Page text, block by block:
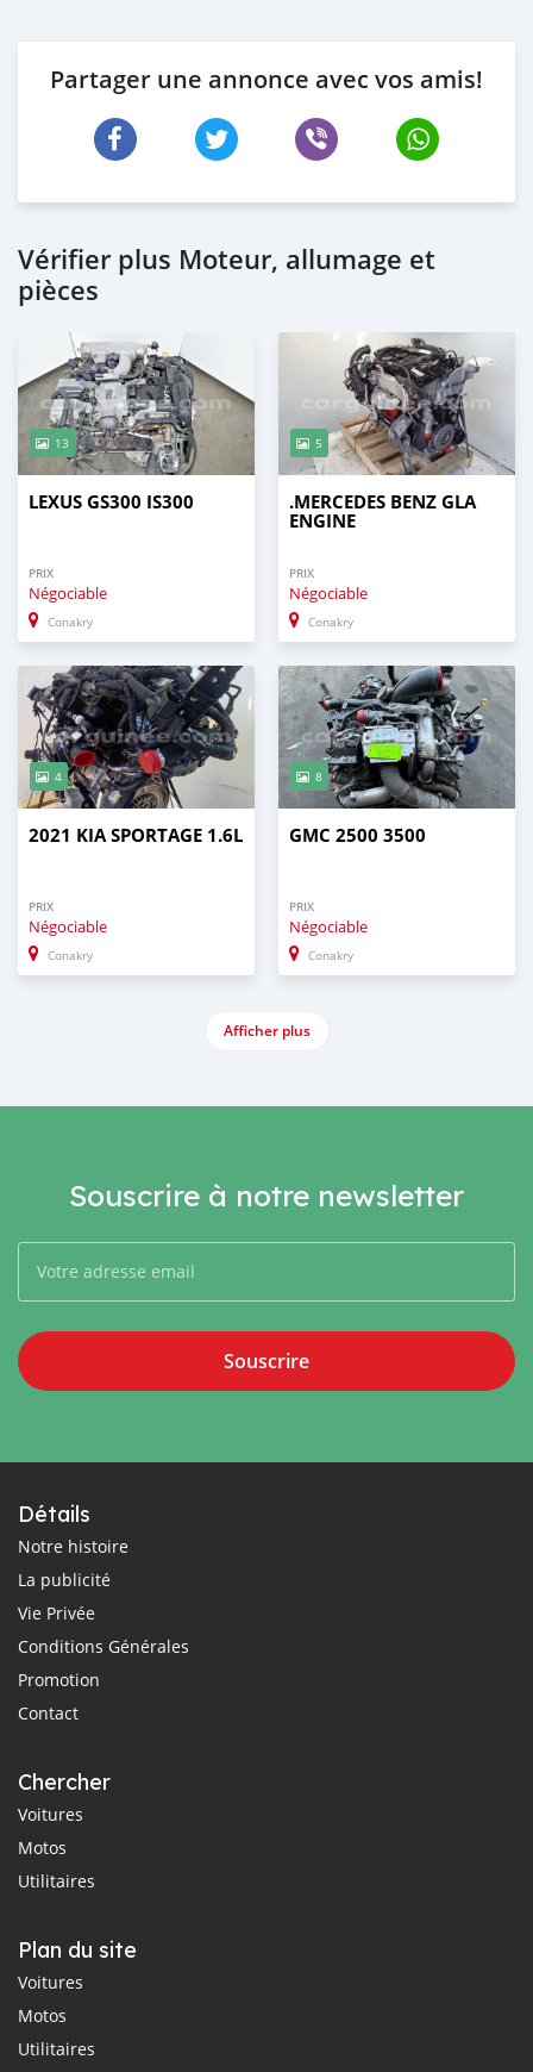
Partager une annonce avec vos amis!
Vérifier plus Moteur, allumage et
pièces
13
LEXUS GS300 IS300
PRIX
Négociable
Conakry
5
.MERCEDES BENZ GLA
ENGINE
PRIX
Négociable
Conakry
4
2021 KIA SPORTAGE 1.6L
PRIX
Négociable
Conakry
8
GMC 2500 3500
PRIX
Négociable
Conakry
Afficher plus
Souscrire à notre newsletter
Souscrire
Détails
Notre histoire
La publicité
Vie Privée
Conditions Générales
Promotion
Contact
Chercher
Voitures
Motos
Utilitaires
Plan du site
Voitures
Motos
Utilitaires